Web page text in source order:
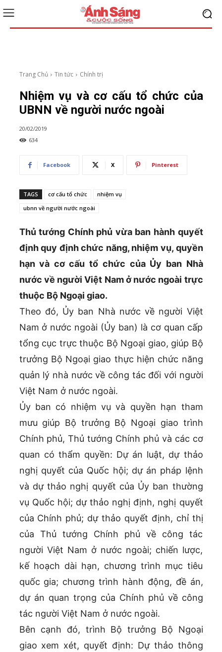
Trang Chủ Tin tức Chính trị
Nhiệm vụ và cơ cấu tổ chức của
UBNN về người nước ngoài
20/02/2019
634
Facebook X Pinterest
TAGS cơ cấu tổ chức
nhiệm vụ
ubnn về người nước ngoài
Thủ tướng Chính phủ vừa ban hành quyết
định quy định chức năng, nhiệm vụ, quyền
hạn và cơ cấu tổ chức của Ủy ban Nhà
nước về người Việt Nam ở nước ngoài trực
thuộc Bộ Ngoại giao.
Theo đó, Ủy ban Nhà nước về người Việt
Nam ở nước ngoài (Ủy ban) là cơ quan cấp
tổng cục trực thuộc Bộ Ngoại giao, giúp Bộ
trưởng Bộ Ngoại giao thực hiện chức năng
quản lý nhà nước về công tác đối với người
Việt Nam ở nước ngoài.
Ủy ban có nhiệm vụ và quyền hạn tham
mưu giúp Bộ trưởng Bộ Ngoại giao trình
Chính phủ, Thủ tướng Chính phủ và các cơ
quan có thẩm quyền: Dự án luật, dự thảo
nghị quyết của Quốc hội; dự án pháp lệnh
và dự thảo nghị quyết của Ủy ban thường
vụ Quốc hội; dự thảo nghị định, nghị quyết
của Chính phủ; dự thảo quyết định, chỉ thị
của Thủ tướng Chính phủ về công tác
người Việt Nam ở nước ngoài; chiến lược,
kế hoạch dài hạn, chương trình mục tiêu
quốc gia; chương trình hành động, đề án,
dự án quan trọng của Chính phủ về công
tác người Việt Nam ở nước ngoài.
Bên cạnh đó, trình Bộ trưởng Bộ Ngoại
giao xem xét, quyết định: Dự thảo thông